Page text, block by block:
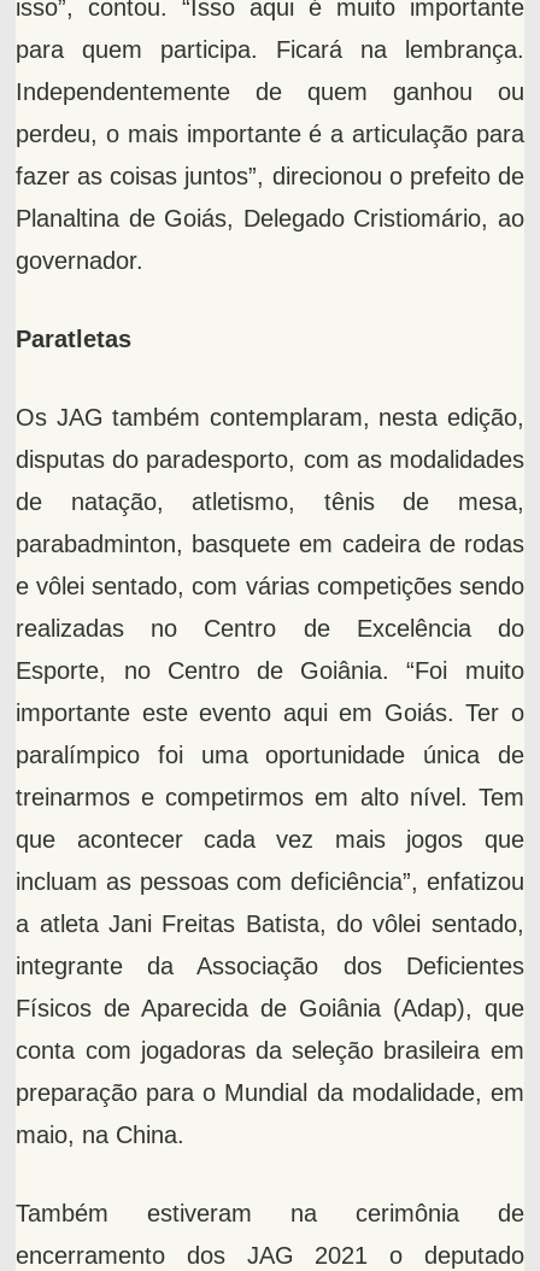
isso”, contou. “Isso aqui é muito importante
para quem participa. Ficará na lembrança.
Independentemente de quem ganhou ou
perdeu, o mais importante é a articulação para
fazer as coisas juntos”, direcionou o prefeito de
Planaltina de Goiás, Delegado Cristiomário, ao
governador.
Paratletas
Os JAG também contemplaram, nesta edição,
disputas do paradesporto, com as modalidades
de natação, atletismo, tênis de mesa,
parabadminton, basquete em cadeira de rodas
e vôlei sentado, com várias competições sendo
realizadas no Centro de Excelência do
Esporte, no Centro de Goiânia. “Foi muito
importante este evento aqui em Goiás. Ter o
paralímpico foi uma oportunidade única de
treinarmos e competirmos em alto nível. Tem
que acontecer cada vez mais jogos que
incluam as pessoas com deficiência”, enfatizou
a atleta Jani Freitas Batista, do vôlei sentado,
integrante da Associação dos Deficientes
Físicos de Aparecida de Goiânia (Adap), que
conta com jogadoras da seleção brasileira em
preparação para o Mundial da modalidade, em
maio, na China.
Também estiveram na cerimônia de
encerramento dos JAG 2021 o deputado